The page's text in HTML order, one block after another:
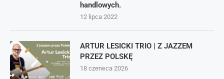
handlowych.
12 lipca 2022
ARTUR LESICKI TRIO | Z JAZZEM
PRZEZ POLSKĘ
18 czerwca 2026